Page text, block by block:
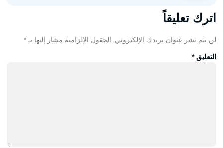
اترك تعليقاً
لن يتم نشر عنوان بريدك الإلكتروني. الحقول الإلزامية مشار إليها بـ *
التعليق*